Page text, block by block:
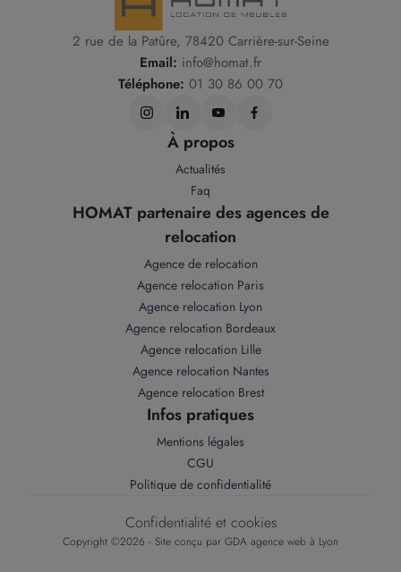
2 rue de la Patûre, 78420 Carrière-sur-Seine
Email: info@homat.fr
Téléphone: 01 30 86 00 70
À propos
Actualités
Faq
HOMAT partenaire des agences de
relocation
Agence de relocation
Agence relocation Paris
Agence relocation Lyon
Agence relocation Bordeaux
Agence relocation Lille
Agence relocation Nantes
Agence relocation Brest
Infos pratiques
Mentions légales
CGU
Politique de confidentialité
Copyright ©2026 - Site conçu par GDA agence web à Lyon
Confidentialité et cookies